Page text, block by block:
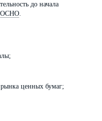
до начала
ОСНО.
ценных бумаг;